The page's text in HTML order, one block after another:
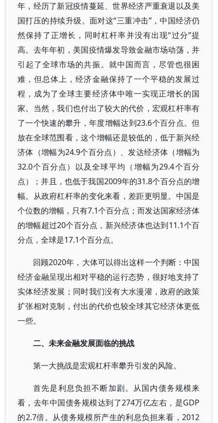
年，经历了新冠疫情蔓延、世界经济严重衰退以及美
国打压的持续升级。面对这“三重冲击”，中国经济仍
然保持了正增长，同时杠杆率并没有出现“过分”提
高。去年年初，美国疫情爆发导致金融市场动荡，并
引起了全球市场的共振。就中国而言，尽管也很困
难，但总体上，经济金融保持了一个平稳的发展过
程，成为了全球主要经济体中唯一实现正增长的国
家。当然，我们也付出了较大的代价，宏观杠杆率有
了一个快速的攀升，年度增幅达到23.6个百分点。但
放在全球范围看，这个增幅还是较低的，低于新兴经
济体（增幅为24.9个百分点）、发达经济体（增幅为
32.0个百分点）以及全球平均（增幅为29.4个百分
点）；并且，也低于我国2009年的31.8个百分点的增
幅。从政府杠杆率的变化来看，差距更明显。中国是
个位数的增幅，只有7.1个百分点；而发达国家经济体
的增幅超过20个百分点，新兴经济体也达到11.1个百
分点，全球是17.1个百分点。
回顾2020年，大体可以得出这样一个判断：中国
经济金融呈现出相对平稳的运行态势，很好地支持了
实体经济发展；同时我们没有大水漫灌，政府的政策
扩张相对克制，付出的代价也较全球其它经济体更低
一些。
二、未来金融发展面临的挑战
第一大挑战是宏观杠杆率攀升引发的风险。
首先是利息负担不断加剧。从国内债务规模来
看，去年中国债务规模达到了274万亿左右，是GDP
的2.7倍。从债务规模所产生的利息负担来看，2012